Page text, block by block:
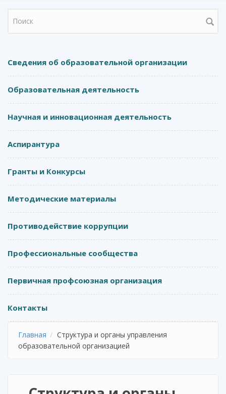
Форма поиска
Сведения об образовательной организации
Образовательная деятельность
Научная и инновационная деятельность
Аспирантура
Гранты и Конкурсы
Методические материалы
Противодействие коррупции
Профессиональные сообщества
Первичная профсоюзная организация
Контакты
Главная
Структура и органы управления
образовательной организацией